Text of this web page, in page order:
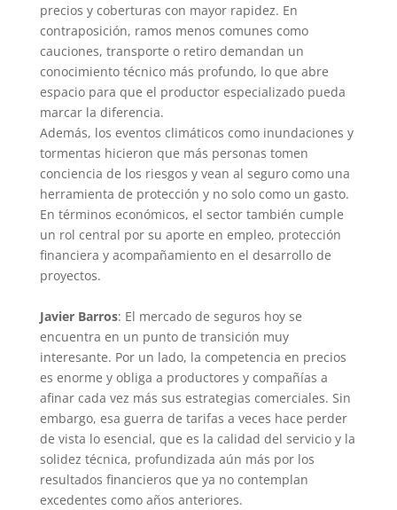
precios y coberturas con mayor rapidez. En
contraposición, ramos menos comunes como
cauciones, transporte o retiro demandan un
conocimiento técnico más profundo, lo que abre
espacio para que el productor especializado pueda
marcar la diferencia.
Además, los eventos climáticos como inundaciones y
tormentas hicieron que más personas tomen
conciencia de los riesgos y vean al seguro como una
herramienta de protección y no solo como un gasto.
En términos económicos, el sector también cumple
un rol central por su aporte en empleo, protección
financiera y acompañamiento en el desarrollo de
proyectos.
Javier Barros: El mercado de seguros hoy se
encuentra en un punto de transición muy
interesante. Por un lado, la competencia en precios
es enorme y obliga a productores y compañías a
afinar cada vez más sus estrategias comerciales. Sin
embargo, esa guerra de tarifas a veces hace perder
de vista lo esencial, que es la calidad del servicio y la
solidez técnica, profundizada aún más por los
resultados financieros que ya no contemplan
excedentes como años anteriores.